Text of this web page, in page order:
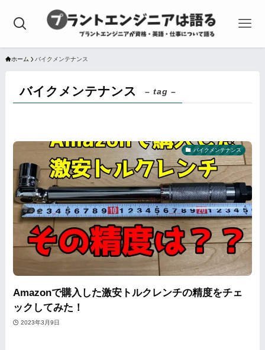
ホーム バイクメンテナンス
バイクメンテナンス – tag –
バイクメンテナンス
Amazonで購入した激安トルクレンチの精度をチェ
ックしてみた！
2023年3月9日